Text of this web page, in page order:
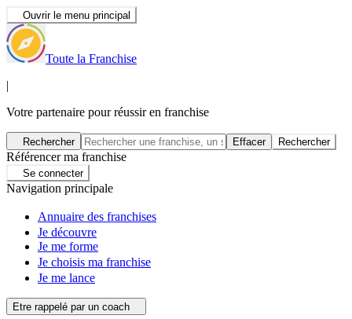
Ouvrir le menu principal
Toute la Franchise
|
Votre partenaire pour réussir en franchise
Rechercher Effacer Rechercher
Référencer ma franchise
Se connecter
Navigation principale
Annuaire des franchises
Je découvre
Je me forme
Je choisis ma franchise
Je me lance
Etre rappelé par un coach